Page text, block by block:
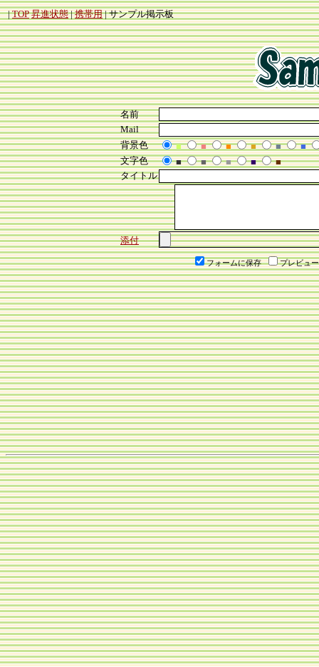
|TOP 昇進状態|携帯用| サンプル掲示板
名前
Mail
背景色
■ ■ ■ ■ ■
■
文字色
■ ■ ■ ■
■
タイトル
添付
フォームに保存 プレビュー